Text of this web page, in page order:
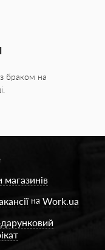
браком на
на Work.ua